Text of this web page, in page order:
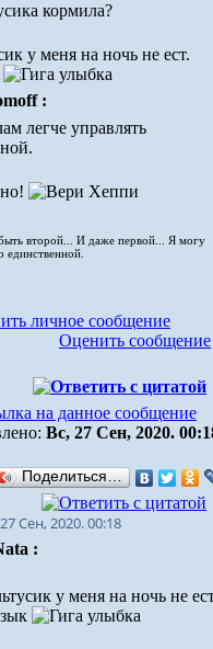
кормила?
у меня на ночь не ест.
:
легче управлять
второй... И даже первой... Я могу
единственной.
Оценить сообщение
Вс, 27 Сен, 2020.
Поделиться…
Сен, 2020. 00:18
:
у меня на ночь не